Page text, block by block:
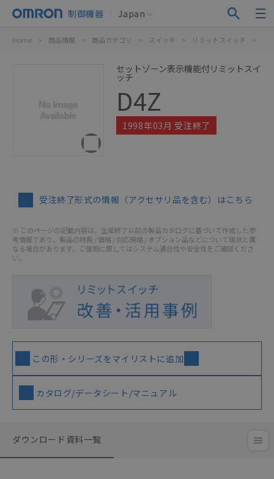
制御機器 Japan
Home > 商品情報 > 商品カテゴリ > スイッチ > リミットスイッチ >
セットゾーン表示機能付リミットスイ
ッチ
D4Z
1998年03月 受注終了
受注終了形式の情報（アクセサリ品を含む）はこちら
※ このページの記載内容は、生産終了以前の製品カタログに基づいて作成した参
考情報であり、製品の特長 / 価格 / 対応規格 / オプション品などについて現状と異
なる場合があります。ご使用に際してはシステム適合性や安全性をご確認くださ
い。
この形・シリーズをマイリストに追加
カタログ/データシート/マニュアル
ダウンロード資料一覧